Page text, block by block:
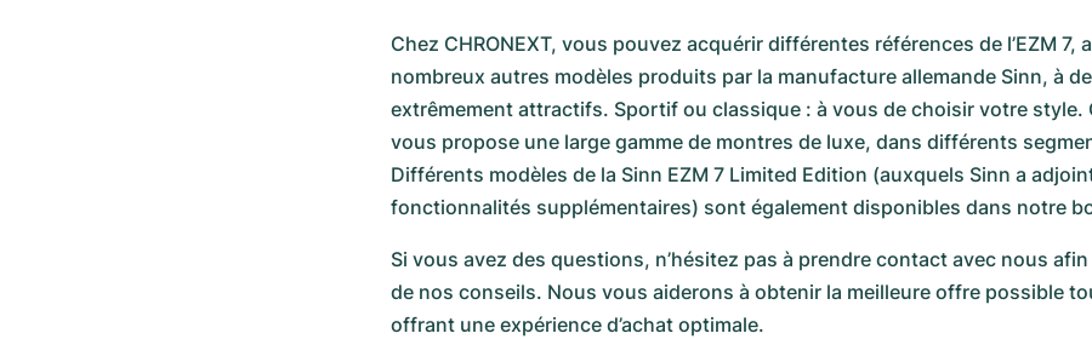
Chez CHRONEXT, vous pouvez acquérir différentes références de l’EZM 7,
nombreux autres modèles produits par la manufacture allemande Sinn, à
extrêmement attractifs. Sportif ou classique : à vous de choisir votre style.
vous propose une large gamme de montres de luxe, dans différents
Différents modèles de la Sinn EZM 7 Limited Edition (auxquels Sinn a
fonctionnalités supplémentaires) sont également disponibles dans notre
Si vous avez des questions, n’hésitez pas à prendre contact avec nous
de nos conseils. Nous vous aiderons à obtenir la meilleure offre possible
offrant une expérience d’achat optimale.